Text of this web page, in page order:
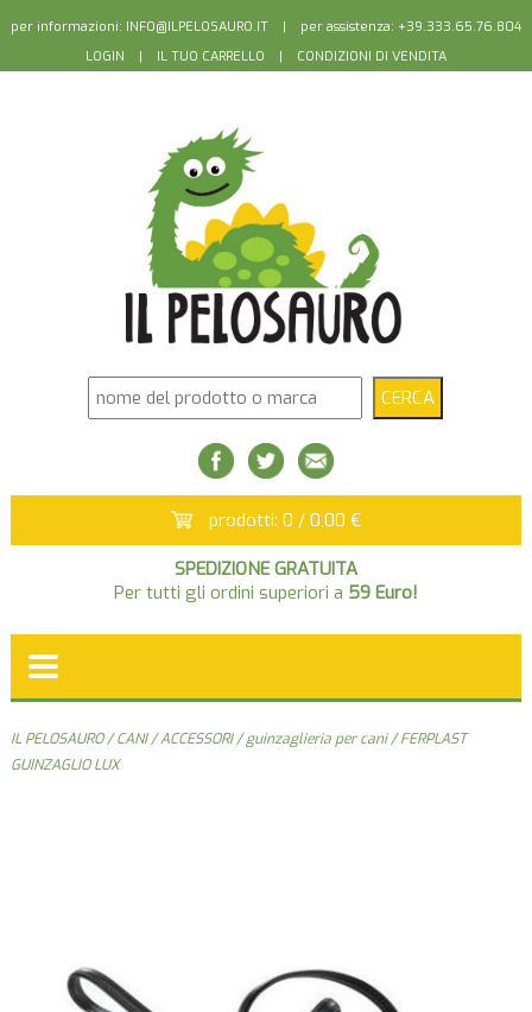
per informazioni: INFO@ILPELOSAURO.IT | per assistenza: +39.333.65.76.804
LOGIN | IL TUO CARRELLO | CONDIZIONI DI VENDITA
prodotti: 0 / 0,00 €
SPEDIZIONE GRATUITA
Per tutti gli ordini superiori a 59 Euro!
IL PELOSAURO/CANI/ACCESSORI/guinzaglieria per cani/ FERPLAST
GUINZAGLIO LUX